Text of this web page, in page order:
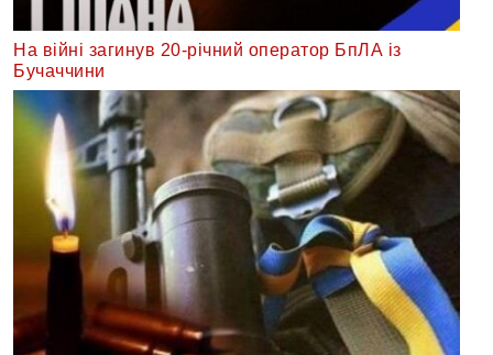
На війні загинув 20-річний оператор БпЛА із
Бучаччини